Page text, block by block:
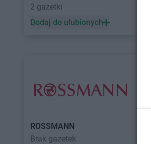
2 gazetki
Dodaj do ulubionych
ROSSMANN
Brak gazetek